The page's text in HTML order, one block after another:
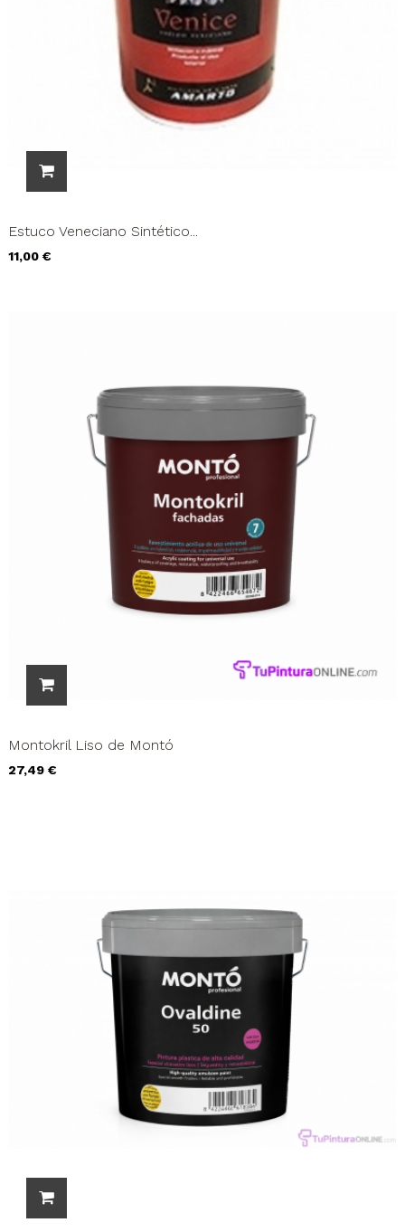
Estuco Veneciano Sintético...
Precio
11,00 €
Montokril Liso de Montó
Precio
27,49 €